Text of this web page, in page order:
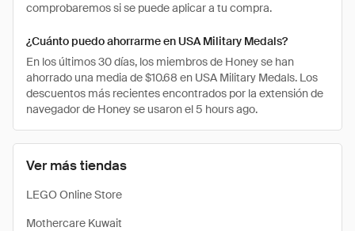
Ver más tiendas
LEGO Online Store
Mothercare Kuwait
comprobaremos si se puede aplicar a tu compra.
¿Cuánto puedo ahorrarme en USA Military Medals?
En los últimos 30 días, los miembros de Honey se han
ahorrado una media de $10.68 en USA Military Medals. Los
descuentos más recientes encontrados por la extensión de
navegador de Honey se usaron el 5 hours ago.